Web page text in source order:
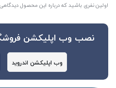
اولین نفری باشید که درباره این محصول
نصب وب اپلیکشن
وب اپلیکشن اندروید